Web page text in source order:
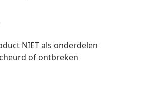
NIET als onderdelen
of ontbreken